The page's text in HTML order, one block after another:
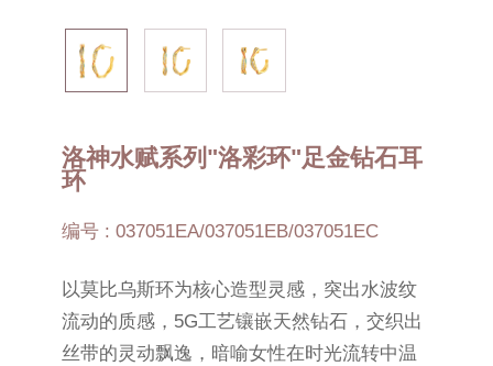
洛神水赋系列"洛彩环"足金钻石耳
环
编号 : 037051EA/037051EB/037051EC
以莫比乌斯环为核心造型灵感，突出水波纹
流动的质感，5G工艺镶嵌天然钻石，交织出
丝带的灵动飘逸，暗喻女性在时光流转中温